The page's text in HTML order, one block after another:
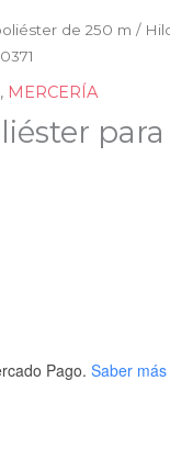
de 250 m /
, MERCERÍA
para
Pago. Saber más